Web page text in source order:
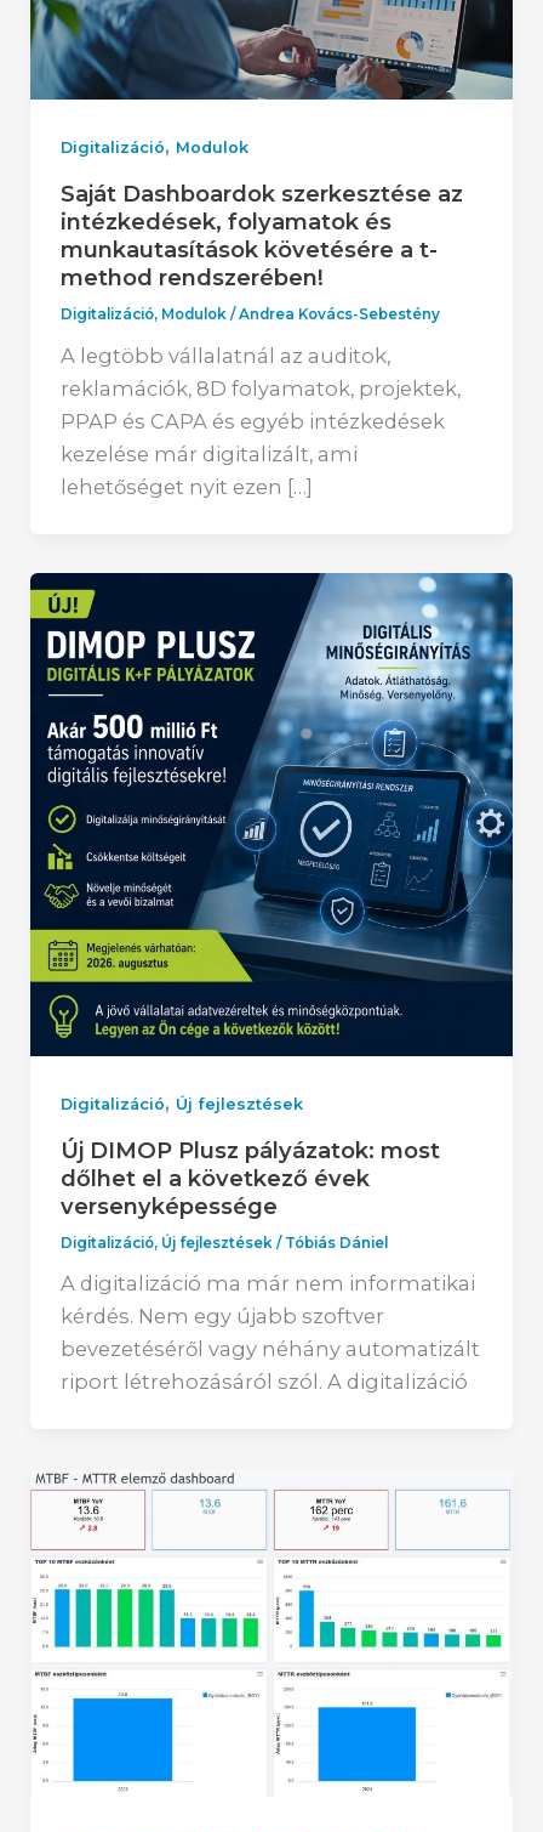
Digitalizáció, Modulok
Saját Dashboardok szerkesztése az
intézkedések, folyamatok és
munkautasítások követésére a t-
method rendszerében!
Digitalizáció, Modulok/ Andrea Kovács-Sebestény
A legtöbb vállalatnál az auditok,
reklamációk, 8D folyamatok, projektek,
PPAP és CAPA és egyéb intézkedések
kezelése már digitalizált, ami
lehetőséget nyit ezen […]
Digitalizáció, Új fejlesztések
Új DIMOP Plusz pályázatok: most
dőlhet el a következő évek
versenyképessége
Digitalizáció, Új fejlesztések / Tóbiás Dániel
A digitalizáció ma már nem informatikai
kérdés. Nem egy újabb szoftver
bevezetéséről vagy néhány automatizált
riport létrehozásáról szól. A digitalizáció